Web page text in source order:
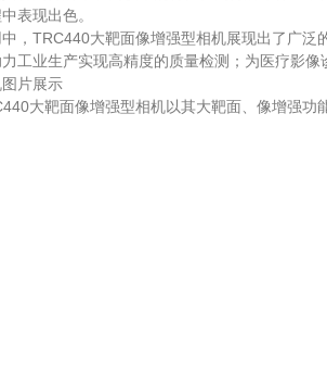
表现出色。
TRC440大靶面像增强型相机展现出了广泛
工业生产实现高精度的质量检测；为医疗影
片展示
大靶面像增强型相机以其大靶面、像增强功